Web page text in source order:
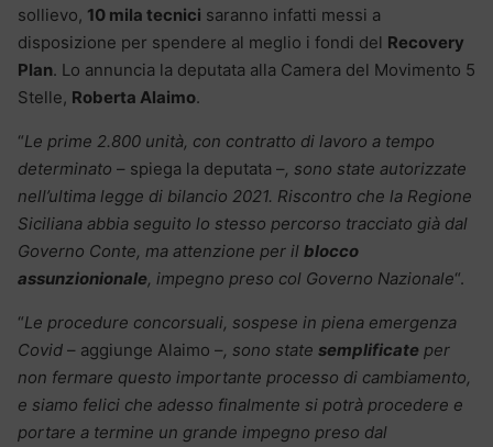
sollievo, 10 mila tecnici saranno infatti messi a
disposizione per spendere al meglio i fondi del Recovery
Plan. Lo annuncia la deputata alla Camera del Movimento 5
Stelle, Roberta Alaimo.
“Le prime 2.800 unità, con contratto di lavoro a tempo
determinato – spiega la deputata –, sono state autorizzate
nell’ultima legge di bilancio 2021. Riscontro che la Regione
Siciliana abbia seguito lo stesso percorso tracciato già dal
Governo Conte, ma attenzione per il blocco
assunzionionale, impegno preso col Governo Nazionale“.
“Le procedure concorsuali, sospese in piena emergenza
Covid – aggiunge Alaimo –, sono state semplificate per
non fermare questo importante processo di cambiamento,
e siamo felici che adesso finalmente si potrà procedere e
portare a termine un grande impegno preso dal